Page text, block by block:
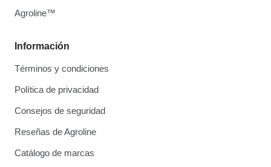
Información
Términos y condiciones
Política de privacidad
Consejos de seguridad
Reseñas de Agroline
Catálogo de marcas
Agroline™